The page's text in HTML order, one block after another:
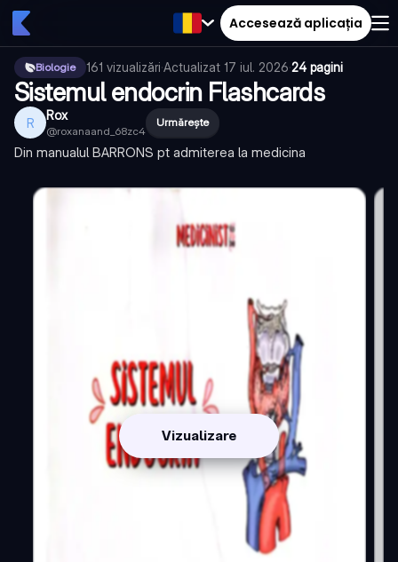
Accesează aplicația
Biologie 161 vizualizări·Actualizat 17 iul. 2026·24 pagini
Sistemul endocrin Flashcards
R Rox
@roxanaand_68zc4
Urmărește
Din manualul BARRONS pt admiterea la medicina
Vizualizare